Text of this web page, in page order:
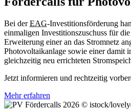
Bei derEAG-Investitionsförderung
einmaligen Investitionszuschuss für
Erweiterung einer an das Stromnetz
Photovoltaikanlage sowie einer damit
gleichzeitig neu errichteten
Jetzt informieren und rechtzeitig
Mehr erfahren
© istock/